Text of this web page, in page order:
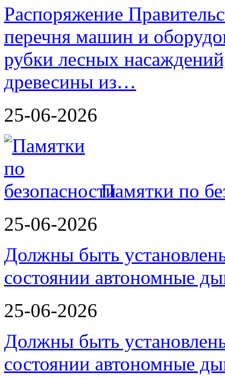
Распоряжение
перечня машин и
рубки лесных
древесины из…
25-06-2026
Памятки по
25-06-2026
Должны быть
состоянии автономные
25-06-2026
Должны быть
состоянии автономные